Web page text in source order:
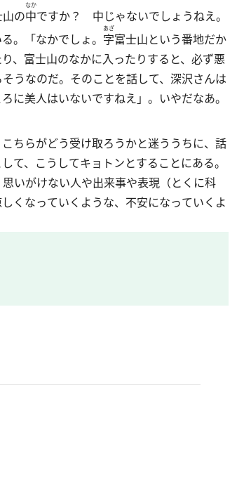
の中
なか
ですか？ 中じゃないでしょうねえ。
。「なかでしょ。 字
あざ
富士山という番地だか
、富士山のなかに入ったりすると、必ず悪
うなのだ。そのことを話して、深沢さんは
に美人はいないですねえ」。いやだなあ。
ちらがどう受け取ろうかと迷ううちに、話
て、こうしてキョトンとすることにある。
いがけない人や出来事や表現（とくに科
くなっていくような、不安になっていくよ